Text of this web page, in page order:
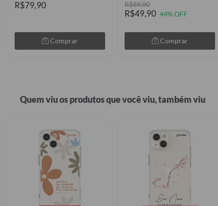
R$79,90
Comprar
R$89,90
R$49,90 44% OFF
Comprar
Quem viu os produtos que você viu, também viu